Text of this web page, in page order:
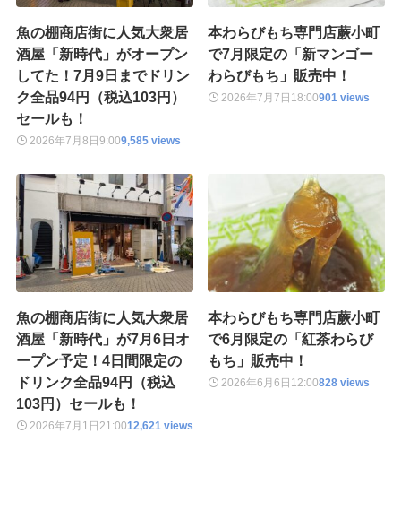
魚の棚商店街に人気大衆居
酒屋「新時代」がオープン
してた！7月9日までドリン
ク全品94円（税込103円）
セールも！
2026年7月8日 9:009,585 views
本わらびもち専門店蕨小町
で7月限定の「新マンゴー
わらびもち」販売中！
2026年7月7日 18:00901 views
魚の棚商店街に人気大衆居
酒屋「新時代」が7月6日オ
ープン予定！4日間限定の
ドリンク全品94円（税込
103円）セールも！
2026年7月1日 21:0012,621 views
本わらびもち専門店蕨小町
で6月限定の「紅茶わらび
もち」販売中！
2026年6月6日 12:00828 views